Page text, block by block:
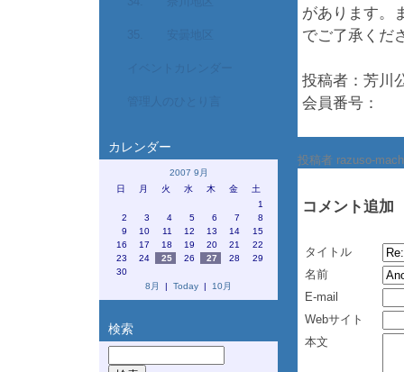
カレンダー
2007 9月
日
月 火 水 木 金
土
1
2
3 4 5 6 7
8
9
10 11 12 13 14
15
16
17 18 19 20 21
22
23
24 25 26 27 28
29
30
8月
| Today | 10月
検索
があります。
でご了承くだ
投稿者：芳川
会員番号：
投稿者 razuso-
コメント追加
タイトル
名前
E-mail
Webサイト
本文